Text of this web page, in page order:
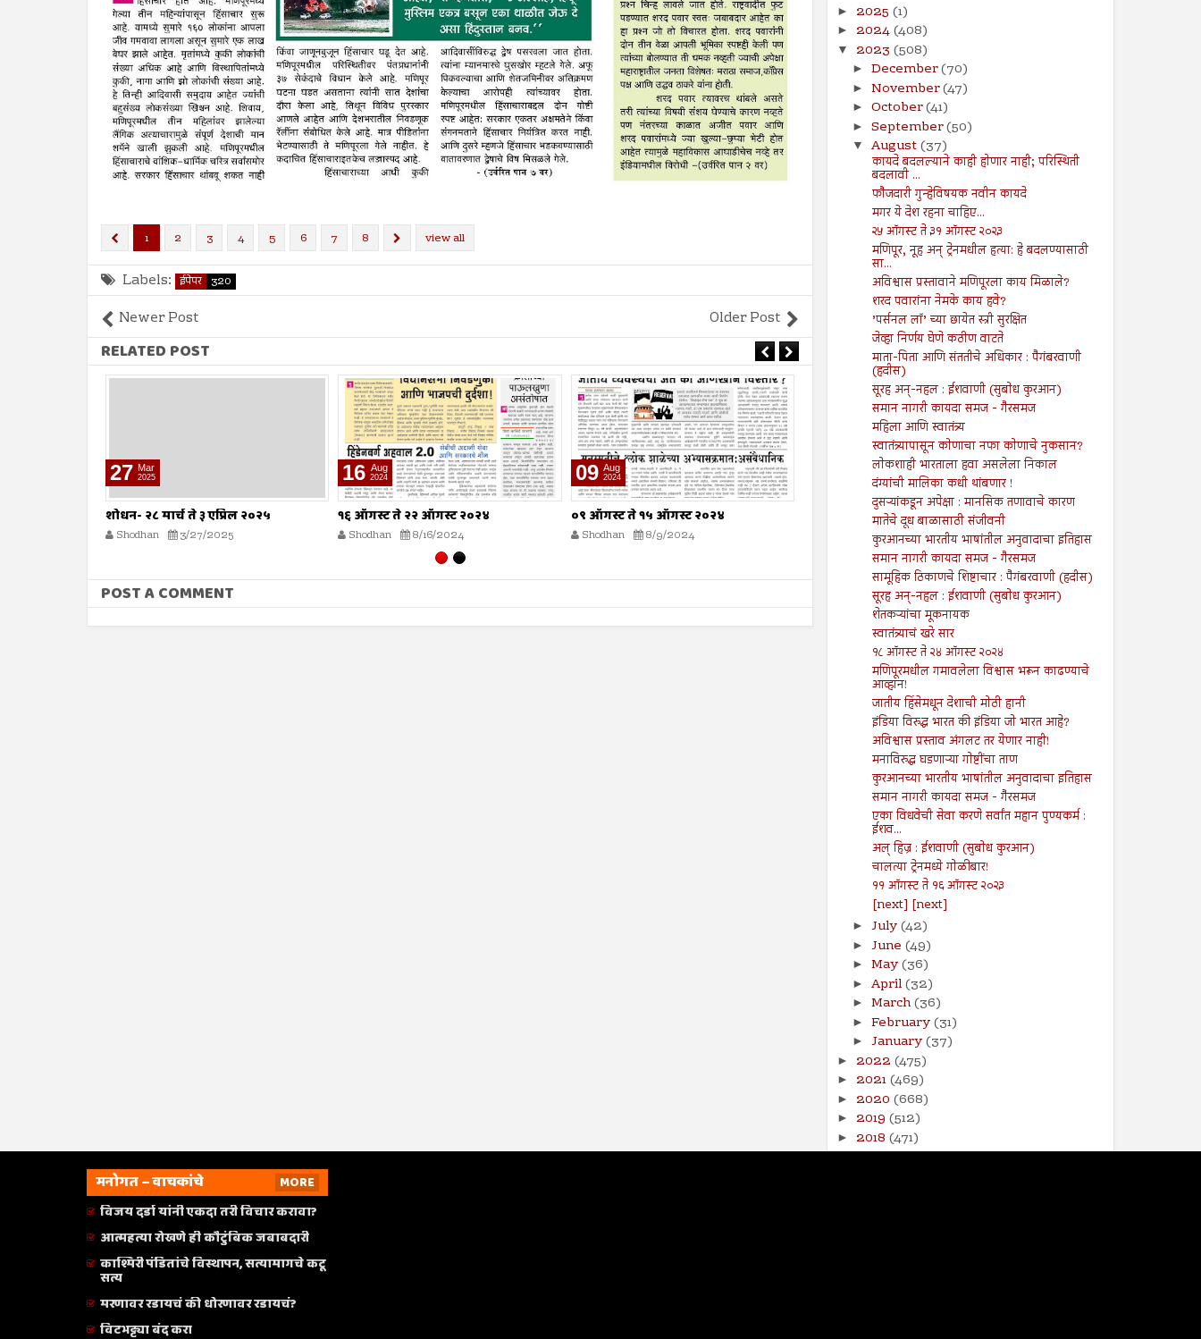
1 2 3 4 5 6 7 8 view all
Labels: ईपेपर 320
Newer Post Older Post
RELATED POST
27 Mar
2025
शोधन- २८ मार्च ते ३ एप्रिल २०२५
Shodhan 3/27/2025
16 Aug
2024
१६ ऑगस्ट ते २२ ऑगस्ट २०२४
Shodhan 8/16/2024
09 Aug
2024
०९ ऑगस्ट ते १५ ऑगस्ट २०२४
Shodhan 8/9/2024
०२ ऑगस्ट ते ०८ ऑगस्ट २०२४
8/2/2024
26
Shodhan
POST A COMMENT
► 2025 (1)
► 2024(408)
▼ 2023 (508)
► December(70)
► November(47)
► October(41)
► September(50)
▼ August(37)
कायदे बदलल्याने काही होणार नाही; परिस्थिती
बदलावी ...
फौजदारी गुन्हेविषयक नवीन कायदे
मगर ये देश रहना चाहिए...
२५ ऑगस्ट ते ३१ ऑगस्ट २०२३
मणिपूर, नूह अन् ट्रेनमधील हत्या: हे बदलण्यासाठी
सा...
अविश्वास प्रस्तावाने मणिपूरला काय मिळाले?
शरद पवारांना नेमके काय हवे?
’पर्सनल लॉ’ च्या छायेत स्त्री सुरक्षित
जेव्हा निर्णय घेणे कठीण वाटते
माता-पिता आणि संततीचे अधिकार : पैगंबरवाणी
(हदीस)
सूरह अन्-नहल : ईशवाणी (सुबोध कुरआन)
समान नागरी कायदा समज - गैरसमज
महिला आणि स्वातंत्र्य
स्वातंत्र्यापासून कोणाचा नफा कोणाचे नुकसान?
लोकशाही भारताला हवा असलेला निकाल
दंग्यांची मालिका कधी थांबणार !
दुसऱ्यांकडून अपेक्षा : मानसिक तणावाचे कारण
मातेचे दूध बाळासाठी संजीवनी
कुरआनच्या भारतीय भाषांतील अनुवादाचा इतिहास
समान नागरी कायदा समज - गैरसमज
सामूहिक ठिकाणचे शिष्टाचार : पैगंबरवाणी (हदीस)
सूरह अन्-नहल : ईशवाणी (सुबोध कुरआन)
शेतकऱ्यांचा मूकनायक
स्वातंत्र्याचं खरे सार
१८ ऑगस्ट ते २४ ऑगस्ट २०२४
मणिपूरमधील गमावलेला विश्वास भरून काढण्याचे
आव्हान!
जातीय हिंसेमधून देशाची मोठी हानी
इंडिया विरुद्ध भारत की इंडिया जो भारत आहे?
अविश्वास प्रस्ताव अंगलट तर येणार नाही!
मनाविरुद्ध घडणाऱ्या गोष्टींचा ताण
कुरआनच्या भारतीय भाषांतील अनुवादाचा इतिहास
समान नागरी कायदा समज - गैरसमज
एका विधवेची सेवा करणे सर्वांत महान पुण्यकर्म :
ईशव...
अल् हिज्र : ईशवाणी (सुबोध कुरआन)
चालत्या ट्रेनमध्ये गोळीबार!
११ ऑगस्ट ते १६ ऑगस्ट २०२३
[next] [next]
► July(42)
► June (49)
► May(36)
► April(32)
► March(36)
► February(31)
► January(37)
► 2022 (475)
► 2021(469)
► 2020 (668)
► 2019 (512)
► 2018 (471)
►2017(141)
मनोगत – वाचकांचे
MORE
विजय दर्डा यांनी एकदा तरी विचार करावा?
आत्महत्या रोखणे ही कौटुंबिक जबाबदारी
काश्मिरी पंडितांचे विस्थापन, सत्यामागचे कटू
सत्य
मरणावर रडायचं की धोरणावर रडायचं?
विटभट्ट्या बंद करा